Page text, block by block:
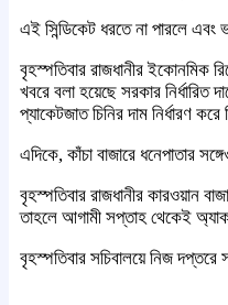
এই সিন্ডিকেট ধরতে না পারলে এবং
বৃহস্পতিবার রাজধানীর ইকোনমিক
খবরে বলা হয়েছে সরকার
প্যাকেটজাত চিনির দাম নির্ধারণ
এদিকে, কাঁচা বাজারে ধনেপাতার
বৃহস্পতিবার রাজধানীর কারওয়ান
তাহলে আগামী সপ্তাহ থেকেই
বৃহস্পতিবার সচিবালয়ে নিজ